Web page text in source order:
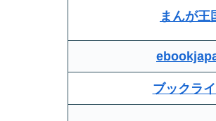
まんが王
ブックラ